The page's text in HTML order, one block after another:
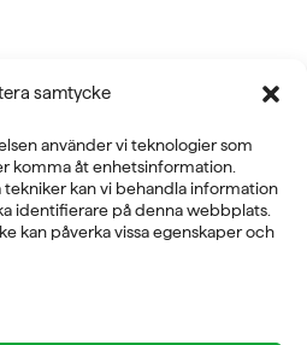
samtycke
använder vi teknologier som
komma åt enhetsinformation.
kan vi behandla information
identifierare på denna webbplats.
kan påverka vissa egenskaper och
Huddinge